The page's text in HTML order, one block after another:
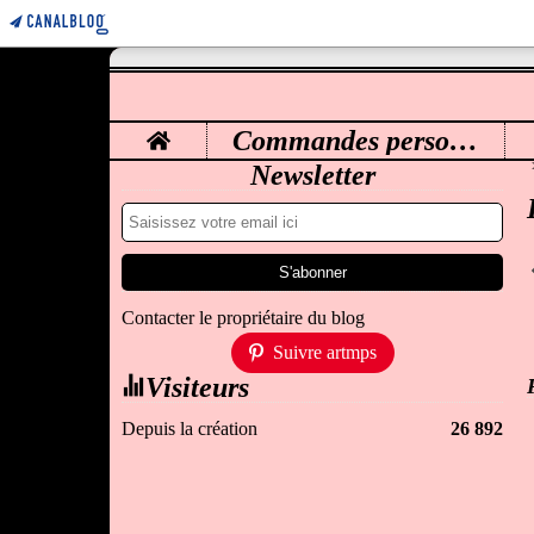
Home Commandes personnalisées
Newsletter
Contacter le propriétaire du blog
Suivre artmps
Visiteurs
Depuis la création 26 892